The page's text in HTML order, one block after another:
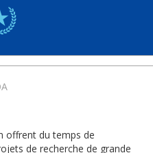
offrent du temps de
de recherche de grande